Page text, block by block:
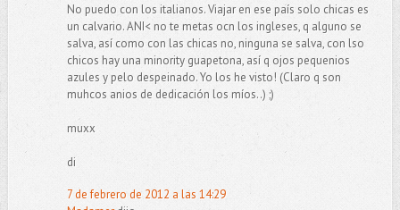
No puedo con los italianos. Viajar en ese país solo chicas es
un calvario. ANI< no te metas ocn los ingleses, q alguno se
salva, así como con las chicas no, ninguna se salva, con lso
chicos hay una minority guapetona, así q ojos pequenios
azules y pelo despeinado. Yo los he visto! (Claro q son
muhcos anios de dedicación los míos..) ;)
muxx
di
7 de febrero de 2012 a las 14:29